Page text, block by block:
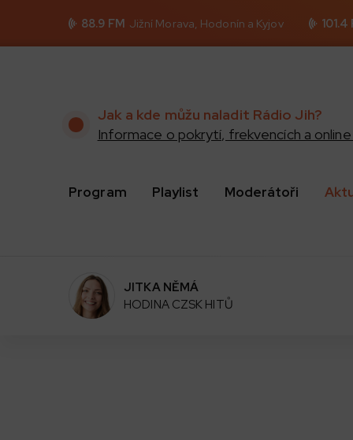
88.9 FM Jižní Morava, Hodonín a Kyjov 101.4
Jak a kde můžu naladit Rádio Jih?
Informace o pokrytí, frekvencích a online
Program Playlist Moderátoři
JITKA NĚMÁ
HODINA CZSK HITŮ